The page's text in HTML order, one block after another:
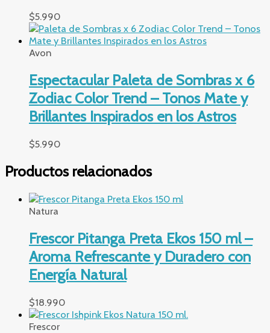
$5.990
Avon
Espectacular Paleta de Sombras x 6
Zodiac Color Trend – Tonos Mate y
Brillantes Inspirados en los Astros
$5.990
Productos relacionados
Natura
Frescor Pitanga Preta Ekos 150 ml –
Aroma Refrescante y Duradero con
Energía Natural
$18.990
Frescor